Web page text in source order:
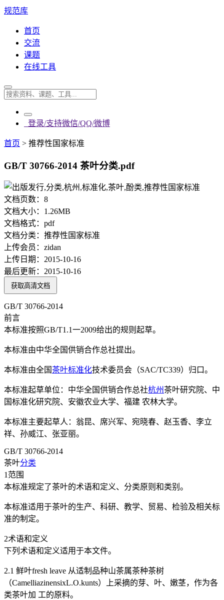
规范库
首页
交流
课题
在线工具
登录/支持微信/QQ/微博
首页 > 推荐性国家标准
GB/T 30766-2014 茶叶分类.pdf
文档页数： 8
文档大小： 1.26MB
文档格式： pdf
文档分类： 推荐性国家标准
上传会员： zidan
上传日期： 2015-10-16
最后更新： 2015-10-16
获取高清文档
GB/T 30766-2014
前言
本标准按照GB/T1.1一2009给出的规则起草。
本标准由中华全国供销合作总社提出。
本标准由全国茶叶标准化技术委员会（SAC/TC339）归口。
本标准起草单位：中华全国供销合作总社杭州茶叶研究院、中
国标准化研究院、安徽农业大学、福建 农林大学。
本标准主要起草人：翁昆、席兴军、宛晓春、赵玉香、李立
祥、孙威江、张亚丽。
GB/T 30766-2014
茶叶分类
1范围
本标准规定了茶叶的术语和定义、分类原则和类别。
本标准适用于茶叶的生产、科研、教学、贸易、检验及相关标
准的制定。
2术语和定义
下列术语和定义适用于本文件。
2.1 鲜叶fresh leave 从适制品种山茶属茶种茶树
（CamelliazinensixL.O.kunts）上采摘的芽、叶、嫩茎，作为各
类茶叶加 工的原料。